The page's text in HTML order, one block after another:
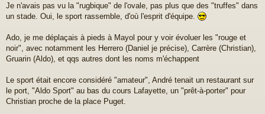
a
Je n'avais pas vu la "rugbique" de l'ovale, pas plus que des "truffes" dans
un stade. Oui, le sport rassemble, d'où l'esprit d'équipe.
Ado, je me déplaçais à pieds à Mayol pour y voir évoluer les "rouge et
noir", avec notamment les Herrero (Daniel je précise), Carrère (Christian),
Gruarin (Aldo), et qqs autres dont les noms m'échappent
Le sport était encore considéré "amateur", André tenait un restaurant sur
le port, "Aldo Sport" au bas du cours Lafayette, un "prêt-à-porter" pour
Christian proche de la place Puget.